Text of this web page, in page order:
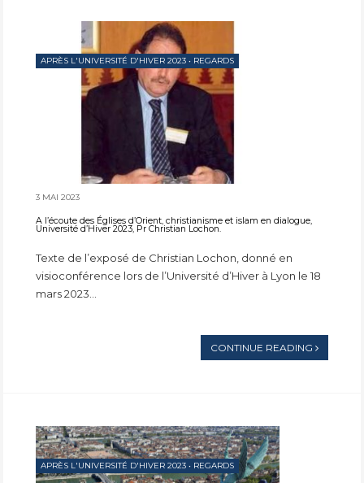
APRÈS L'UNIVERSITÉ D'HIVER 2023 • REGARDS
3 MAI 2023
A l’écoute des Églises d’Orient, christianisme et islam en dialogue,
Université d’Hiver 2023, Pr Christian Lochon.
Texte de l’exposé de Christian Lochon, donné en
visioconférence lors de l’Université d’Hiver à Lyon le 18
mars 2023...
CONTINUE READING
APRÈS L'UNIVERSITÉ D'HIVER 2023 • REGARDS